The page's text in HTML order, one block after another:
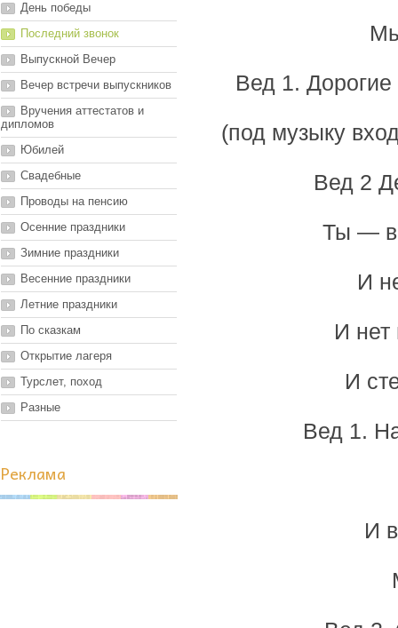
День победы
Последний звонок
Выпускной Вечер
Вечер встречи выпускников
Вручения аттестатов и
дипломов
Юбилей
Свадебные
Проводы на пенсию
Осенние праздники
Зимние праздники
Весенние праздники
Летние праздники
По сказкам
Открытие лагеря
Турслет, поход
Разные
Реклама
Вед 1. Дорогие
(под музыку
Вед 2
Ты —
И
И нет
И
Вед 1.
И